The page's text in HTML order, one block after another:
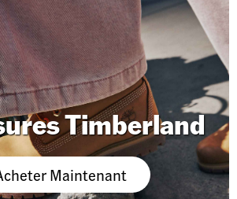
Timberland
Maintenant